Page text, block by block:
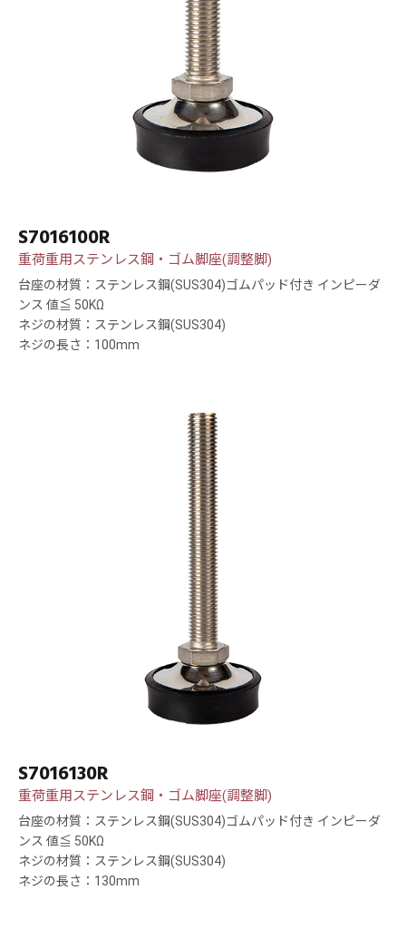
S7016100R
重荷重用ステンレス鋼・ゴム脚座(調整脚)
台座の材質：ステンレス鋼(SUS304)ゴムパッド付き インピーダ
ンス 値≦ 50KΩ
ネジの材質：ステンレス鋼(SUS304)
ネジの長さ：100mm
S7016130R
重荷重用ステンレス鋼・ゴム脚座(調整脚)
台座の材質：ステンレス鋼(SUS304)ゴムパッド付き インピーダ
ンス 値≦ 50KΩ
ネジの材質：ステンレス鋼(SUS304)
ネジの長さ：130mm